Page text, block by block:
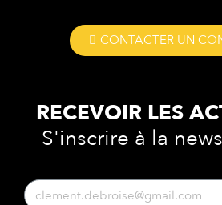
CONTACTER UN
RECEVOIR LES
S'inscrire à la